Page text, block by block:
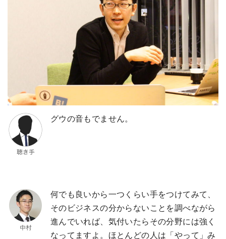
グウの音もでません。
何でも良いから一つくらい手をつけてみて、
そのビジネスの分からないことを調べながら
進んでいれば、気付いたらその分野には強く
なってますよ。ほとんどの人は「やって」み